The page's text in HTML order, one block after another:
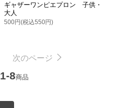
ギャザーワンピエプロン 子供・
大人
500円(税込550円)
次のページ
1-8商品